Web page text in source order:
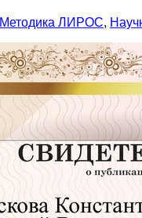
Методика ЛИРОС,